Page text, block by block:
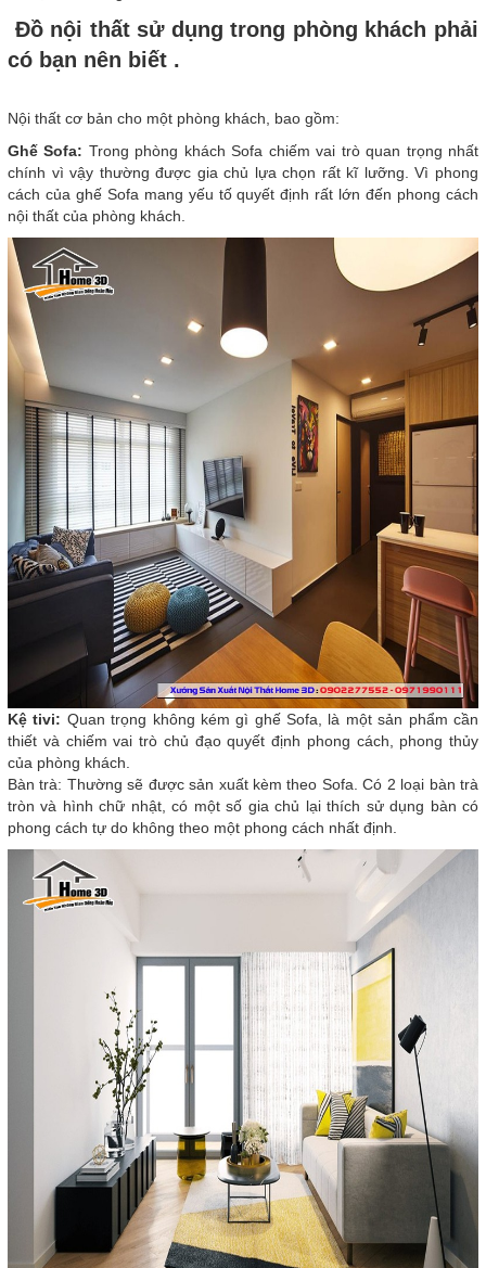
Đồ nội thất sử dụng trong phòng khách phải
có bạn nên biết .
Nội thất cơ bản cho một phòng khách, bao gồm:
Ghế Sofa: Trong phòng khách Sofa chiếm vai trò quan trọng nhất
chính vì vậy thường được gia chủ lựa chọn rất kĩ lưỡng. Vì phong
cách của ghế Sofa mang yếu tố quyết định rất lớn đến phong cách
nội thất của phòng khách.
Kệ tivi: Quan trọng không kém gì ghế Sofa, là một sản phẩm cần
thiết và chiếm vai trò chủ đạo quyết định phong cách, phong thủy
của phòng khách.
Bàn trà: Thường sẽ được sản xuất kèm theo Sofa. Có 2 loại bàn trà
tròn và hình chữ nhật, có một số gia chủ lại thích sử dụng bàn có
phong cách tự do không theo một phong cách nhất định.